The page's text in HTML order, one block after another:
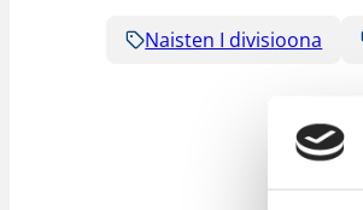
Naisten I divisioona